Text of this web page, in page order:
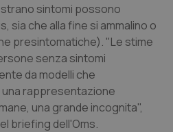
sintomi possono
sia che alla fine si ammalino o
presintomatiche). "Le stime
senza sintomi
da modelli che
rappresentazione
una grande incognita",
briefing dell'Oms.